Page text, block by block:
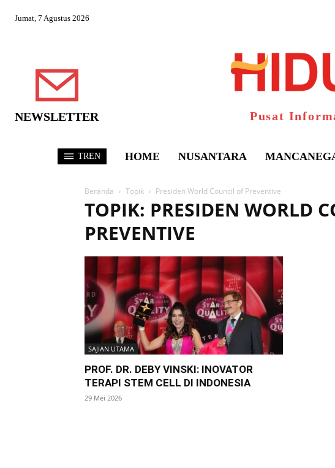
Jumat, 7 Agustus 2026
NEWSLETTER Pusat
TREN HOME NUSANTARA
Beranda Topik Presiden World Council of Preventive
TOPIK: PRESIDEN WORLD
PREVENTIVE
SAJIAN UTAMA
PROF. DR. DEBY VINSKI: INOVATOR
TERAPI STEM CELL DI INDONESIA
29 Mei 2026